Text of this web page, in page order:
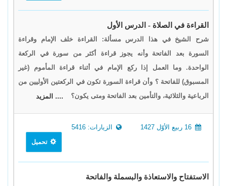
القراءة في الصلاة - الدرس الأول
شرح الشيخ في هذا الدرس مسألة: القراءة خلف الإمام وقراءة
السورة بعد الفاتحة وأنه يجوز قراءة أكثر من سورة في الركعة
الواحدة. وما العمل إذا ركع الإمام في أثناء قراءة المأموم (غير
المسبوق) للفاتحة ؟ وأن قراءة السورة تكون في الركعتين الأوليين من
الرباعية والثلاثية، والتأمين بعد الفاتحة ومتى يكون؟
.... المزيد
الزيارات: 5416
تحميل
الاستفتاح والاستعاذة والبسملة والفاتحة